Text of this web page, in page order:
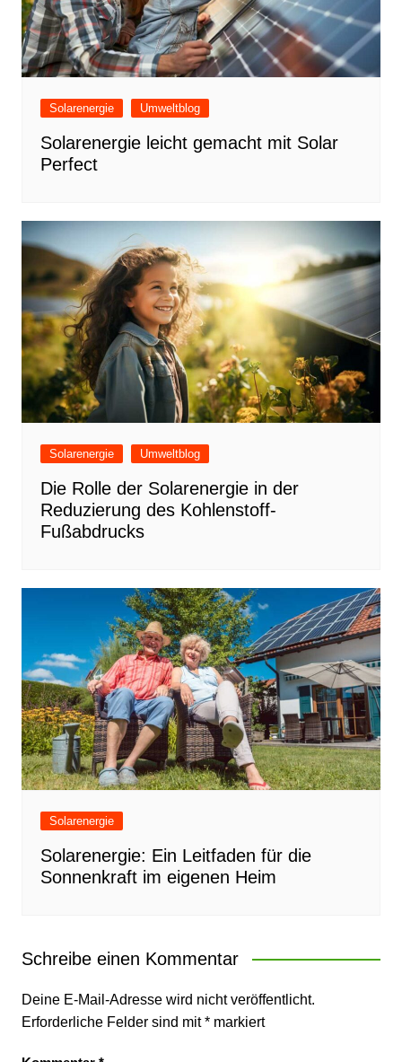
Solarenergie Umweltblog
Solarenergie leicht gemacht mit Solar
Perfect
Solarenergie Umweltblog
Die Rolle der Solarenergie in der
Reduzierung des Kohlenstoff-
Fußabdrucks
Solarenergie
Solarenergie: Ein Leitfaden für die
Sonnenkraft im eigenen Heim
Schreibe einen Kommentar
Deine E-Mail-Adresse wird nicht veröffentlicht.
Erforderliche Felder sind mit*markiert